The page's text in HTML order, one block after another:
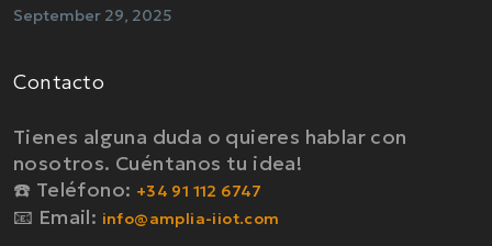
September 29, 2025
Contacto
Tienes alguna duda o quieres hablar con
nosotros. Cuéntanos tu idea!
☎️ Teléfono: +34 91 112 6747
📧 Email: info@amplia-iiot.com